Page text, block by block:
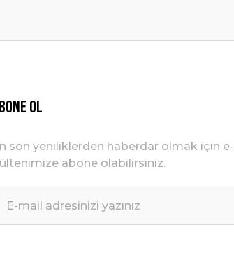
OL
son yeniliklerden haberdar olmak için e-
abone olabilirsiniz.